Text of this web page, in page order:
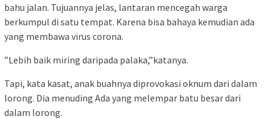
bahu jalan. Tujuannya jelas, lantaran mencegah warga
berkumpul di satu tempat. Karena bisa bahaya kemudian ada
yang membawa virus corona.
”Lebih baik miring daripada palaka,”katanya.
Tapi, kata kasat, anak buahnya diprovokasi oknum dari dalam
lorong. Dia menuding Ada yang melempar batu besar dari
dalam lorong.